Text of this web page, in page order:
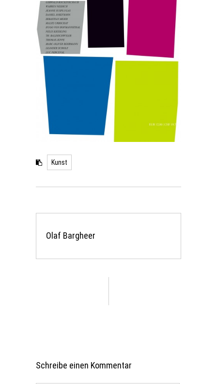
Kunst
Olaf Bargheer
Schreibe einen Kommentar